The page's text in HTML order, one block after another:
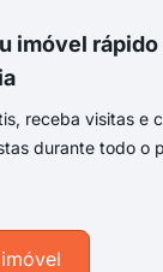
imóvel rápido
receba visitas e
durante todo o